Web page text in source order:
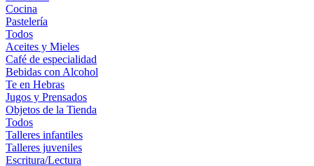
Cocina
Pastelería
Todos
Aceites y Mieles
Café de especialidad
Bebidas con Alcohol
Te en Hebras
Jugos y Prensados
Objetos de la Tienda
Todos
Talleres infantiles
Talleres juveniles
Escritura/Lectura